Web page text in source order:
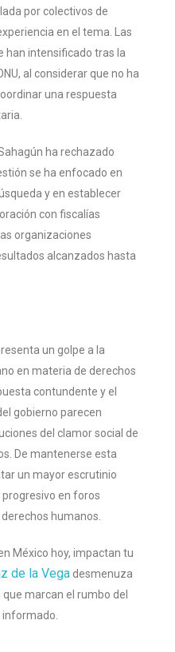
por colectivos de
en el tema. Las
han intensificado tras la
al considerar que no ha
una respuesta
ha rechazado
se ha enfocado en
y en establecer
con fiscalías
organizaciones
alcanzados hasta
un golpe a la
en materia de derechos
contundente y el
gobierno parecen
del clamor social de
De mantenerse esta
un mayor escrutinio
en foros
humanos.
México hoy, impactan tu
de la Vega desmenuza
que marcan el rumbo del